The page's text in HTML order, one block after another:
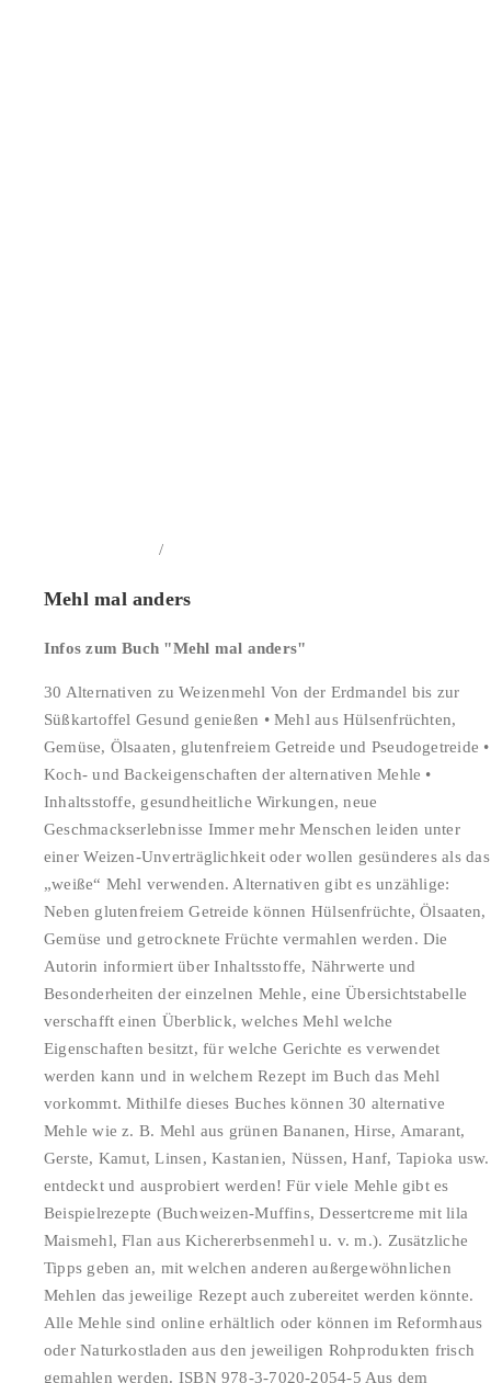
/
Mehl mal anders
Infos zum Buch "Mehl mal anders"
30 Alternativen zu Weizenmehl Von der Erdmandel bis zur
Süßkartoffel Gesund genießen • Mehl aus Hülsenfrüchten,
Gemüse, Ölsaaten, glutenfreiem Getreide und Pseudogetreide •
Koch- und Backeigenschaften der alternativen Mehle •
Inhaltsstoffe, gesundheitliche Wirkungen, neue
Geschmackserlebnisse Immer mehr Menschen leiden unter
einer Weizen-Unverträglichkeit oder wollen gesünderes als das
„weiße“ Mehl verwenden. Alternativen gibt es unzählige:
Neben glutenfreiem Getreide können Hülsenfrüchte, Ölsaaten,
Gemüse und getrocknete Früchte vermahlen werden. Die
Autorin informiert über Inhaltsstoffe, Nährwerte und
Besonderheiten der einzelnen Mehle, eine Übersichtstabelle
verschafft einen Überblick, welches Mehl welche
Eigenschaften besitzt, für welche Gerichte es verwendet
werden kann und in welchem Rezept im Buch das Mehl
vorkommt. Mithilfe dieses Buches können 30 alternative
Mehle wie z. B. Mehl aus grünen Bananen, Hirse, Amarant,
Gerste, Kamut, Linsen, Kastanien, Nüssen, Hanf, Tapioka usw.
entdeckt und ausprobiert werden! Für viele Mehle gibt es
Beispielrezepte (Buchweizen-Muffins, Dessertcreme mit lila
Maismehl, Flan aus Kichererbsenmehl u. v. m.). Zusätzliche
Tipps geben an, mit welchen anderen außergewöhnlichen
Mehlen das jeweilige Rezept auch zubereitet werden könnte.
Alle Mehle sind online erhältlich oder können im Reformhaus
oder Naturkostladen aus den jeweiligen Rohprodukten frisch
gemahlen werden. ISBN 978-3-7020-2054-5 Aus dem